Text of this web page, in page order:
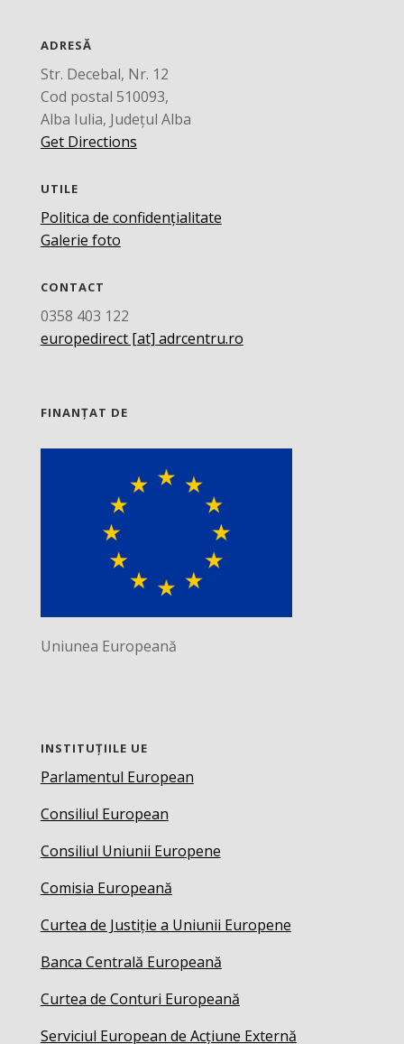
ADRESĂ
Str. Decebal, Nr. 12
Cod postal 510093,
Alba Iulia, Județul Alba
Get Directions
UTILE
Politica de confidențialitate
Galerie foto
CONTACT
0358 403 122
europedirect [at] adrcentru.ro
FINANȚAT DE
Uniunea Europeană
INSTITUȚIILE UE
Parlamentul European
Consiliul European
Consiliul Uniunii Europene
Comisia Europeană
Curtea de Justiție a Uniunii Europene
Banca Centrală Europeană
Curtea de Conturi Europeană
Serviciul European de Acțiune Externă